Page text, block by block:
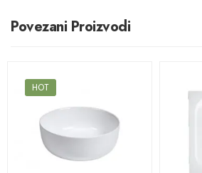
Povezani Proizvodi
HOT